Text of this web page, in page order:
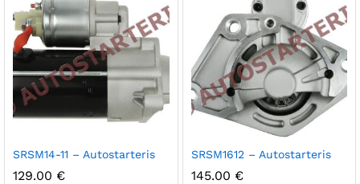
SRSM14-11 – Autostarteris
129.00 €
SRSM1612 – Autostarteris
145.00 €